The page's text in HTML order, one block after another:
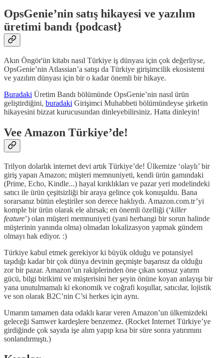
OpsGenie’nin satış hikayesi ve yazılım
üretimi bandı {podcast}
Akın Öngör'ün kitabı nasıl Türkiye iş dünyası için çok değerliyse,
OpsGenie’nin Atlassian’a satışı da Türkiye girişimcilik ekosistemi
ve yazılım dünyası için bir o kadar önemli bir hikaye.
Buradaki Üretim Bandı bölümünde OpsGenie’nin nasıl ürün
geliştirdiğini, buradaki Girişimci Muhabbeti bölümündeyse şirketin
hikayesini bizzat kurucusundan dinleyebilirsiniz. Hatta dinleyin!
Vee Amazon Türkiye’de!
Trilyon dolarlık internet devi artık Türkiye’de! Ülkemize ‘olaylı’ bir
giriş yapan Amazon; müşteri memnuniyeti, kendi ürün gamındaki
(Prime, Echo, Kindle...) hayal kırıklıkları ve pazar yeri modelindeki
satıcı ile ürün çeşitsizliği bir araya gelince çok konuşuldu. Bana
sorarsanız bütün eleştiriler son derece haklıydı. Amazon.com.tr’yi
komple bir ürün olarak ele alırsak; en önemli özelliği (‘killer
feature’) olan müşteri memnuniyeti (yani herhangi bir sorun halinde
müşterinin yanında olma) olmadan lokalizasyon yapmak gündem
olmayı hak ediyor. :)
Türkiye kabul etmek gerekiyor ki büyük olduğu ve potansiyel
taşıdığı kadar bir çok dünya devinin geçmişte başarısız da olduğu
zor bir pazar. Amazon’un rakiplerinden öne çıkan sonsuz yatırm
gücü, bilgi birikimi ve müşterisini her şeyin önüne koyan anlayışı bir
yana unutulmamalı ki ekonomik ve coğrafi koşullar, satıcılar, lojistik
ve son olarak B2C’nin C’si herkes için aynı.
Umarım tamamen data odaklı karar veren Amazon’un ülkemizdeki
geleceği Samwer kardeşlere benzemez. (Rocket Internet Türkiye’ye
girdiğinde çok sayıda işe alım yapıp kısa bir süre sonra yatırımını
sonlandırmıştı.)